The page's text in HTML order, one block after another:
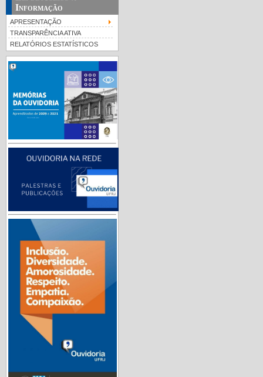
Informação
APRESENTAÇÃO
TRANSPARÊNCIA ATIVA
RELATÓRIOS ESTATÍSTICOS